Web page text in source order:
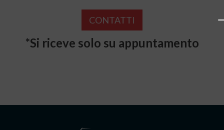
CONTATTI
*Si riceve solo su appuntamento